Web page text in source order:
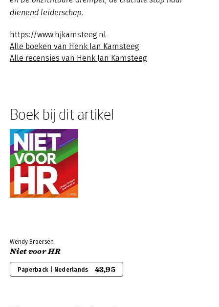
dienend leiderschap.
https://www.hjkamsteeg.nl
Alle boeken van Henk Jan Kamsteeg
Alle recensies van Henk Jan Kamsteeg
Boek bij dit artikel
Wendy Broersen
Niet voor HR
Paperback | Nederlands 43,95